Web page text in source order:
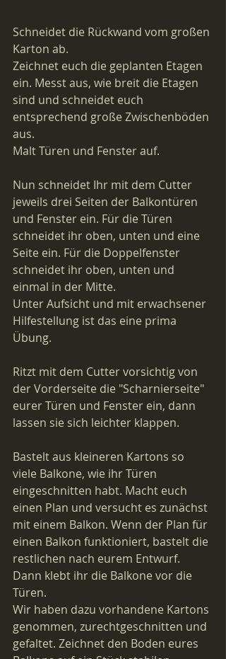
Schneidet die Rückwand vom großen
Karton ab.
Zeichnet euch die geplanten Etagen
ein. Messt aus, wie breit die Etagen
sind und schneidet euch
entsprechend große Zwischenböden
aus.
Malt Türen und Fenster auf.
Nun schneidet Ihr mit dem Cutter
jeweils drei Seiten der Balkontüren
und Fenster ein. Für die Türen
schneidet ihr oben, unten und eine
Seite ein. Für die Doppelfenster
schneidet ihr oben, unten und
einmal in der Mitte.
Unter Aufsicht und mit erwachsener
Hilfestellung ist das eine prima
Übung.
Ritzt mit dem Cutter vorsichtig von
der Vorderseite die "Scharnierseite"
eurer Türen und Fenster ein, dann
lassen sie sich leichter klappen.
Bastelt aus kleineren Kartons so
viele Balkone, wie ihr Türen
eingeschnitten habt. Macht euch
einen Plan und versucht es zunächst
mit einem Balkon. Wenn der Plan für
einen Balkon funktioniert, bastelt die
restlichen nach eurem Entwurf.
Dann klebt ihr die Balkone vor die
Türen.
Wir haben dazu vorhandene Kartons
genommen, zurechtgeschnitten und
gefaltet. Zeichnet den Boden eures